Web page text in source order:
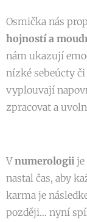
Osmička nás
hojností a
nám ukazují
nízké sebeúcty
vyplouvají
zpracovat a
Vnumerologii je
nastal čas, aby
karma je
později… nyní